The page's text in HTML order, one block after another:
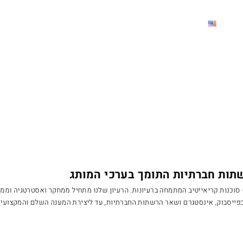
חברתיות התומך בערכי המותג
סוכנות קריאייטיב המתמחה ברעיונות. הרעיון שלנו מתחיל ממחקר ואסטרטגיה
אינסטגרם ושאר הרשתות החברתיות, עד ליצירת המענה השלם והמקצועי